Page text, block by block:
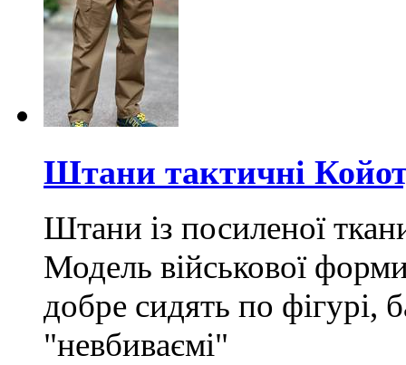
Штани тактичні
Штани із посиленої
Модель військової
добре сидять по фігурі,
"невбиваємі"